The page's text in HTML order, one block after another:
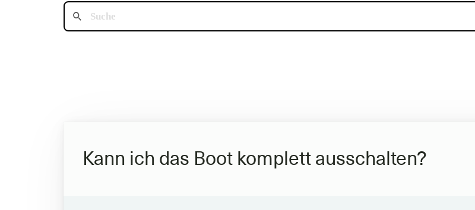
Kann ich das Boot komplett ausschalten?